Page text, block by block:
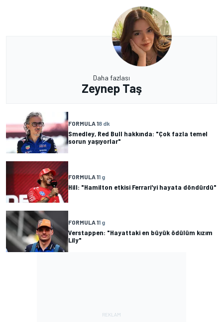
Daha fazlası
Zeynep Taş
FORMULA 18 dk
Smedley, Red Bull hakkında: "Çok fazla temel
sorun yaşıyorlar"
FORMULA 11 g
Hill: "Hamilton etkisi Ferrari'yi hayata döndürdü"
FORMULA 11 g
Verstappen: "Hayattaki en büyük ödülüm kızım
Lily"